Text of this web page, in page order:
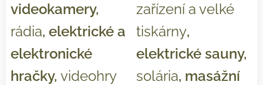
videokamery,
rádia, elektrické a
elektronické
hračky, videohry
zařízení a velké
tiskárny,
elektrické sauny,
solária, masážní